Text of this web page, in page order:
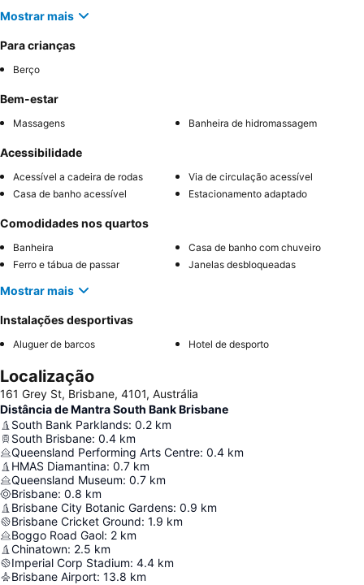
Mostrar mais
Para crianças
Berço
Bem-estar
Massagens Banheira de hidromassagem
Acessibilidade
Acessível a cadeira de rodas
Via de circulação acessível
Casa de banho acessível
Estacionamento adaptado
Comodidades nos quartos
Banheira
Casa de banho com chuveiro
Ferro e tábua de passar
Janelas desbloqueadas
Mostrar mais
Instalações desportivas
Aluguer de barcos Hotel de desporto
Localização
161 Grey St, Brisbane, 4101, Austrália
Distância de Mantra South Bank Brisbane
South Bank Parklands: 0.2 km
South Brisbane: 0.4 km
Queensland Performing Arts Centre: 0.4 km
HMAS Diamantina: 0.7 km
Queensland Museum: 0.7 km
Brisbane: 0.8 km
Brisbane City Botanic Gardens: 0.9 km
Brisbane Cricket Ground: 1.9 km
Boggo Road Gaol: 2 km
Chinatown: 2.5 km
Imperial Corp Stadium: 4.4 km
Brisbane Airport: 13.8 km